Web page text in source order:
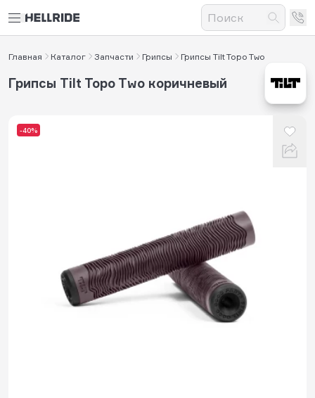
Главная Каталог Запчасти Грипсы Грипсы Tilt Topo Two
-40%
Грипсы Tilt Topo Two коричневый